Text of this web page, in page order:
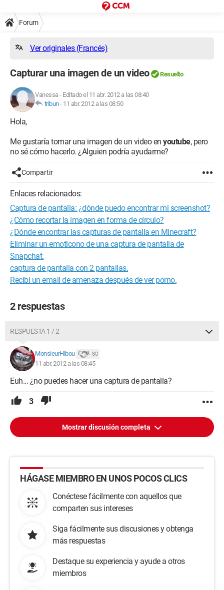
Forum
Ver originales (Francés)
Capturar una imagen de un video Resuelto
Vanessa- Editado el 11 abr. 2012 a las 08:40
tribun- 11 abr. 2012 a las 08:50
Hola,
Me gustaría tomar una imagen de un video en youtube, pero
no sé cómo hacerlo. ¿Alguien podría ayudarme?
Compartir
Enlaces relacionados:
Captura de pantalla: ¿dónde puedo encontrar mi screenshot?
¿Cómo recortar la imagen en forma de círculo?
¿Dónde encontrar las capturas de pantalla en Minecraft?
Eliminar un emoticono de una captura de pantalla de
Snapchat.
captura de pantalla con 2 pantallas.
Recibí un email de amenaza después de ver porno.
2 respuestas
RESPUESTA 1 / 2
MonsieurHibou 80
11 abr. 2012 a las 08:45
Euh... ¿no puedes hacer una captura de pantalla?
3
Mostrar discusión completa
HÁGASE MIEMBRO EN UNOS POCOS CLICS
Conéctese fácilmente con aquellos que
comparten sus intereses
Siga fácilmente sus discusiones y obtenga
más respuestas
Destaque su experiencia y ayude a otros
miembros